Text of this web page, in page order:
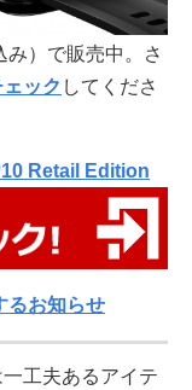
み）で販売中。さ
ック してくださ
Retail Edition
るお知らせ
一工夫あるアイテ